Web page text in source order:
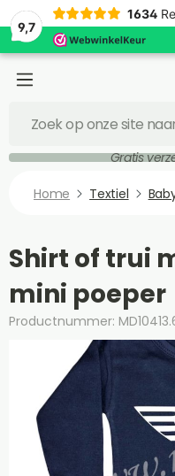
9,7
1634
Gratis
Home Textiel
Shirt of trui
mini poeper
Productnummer: